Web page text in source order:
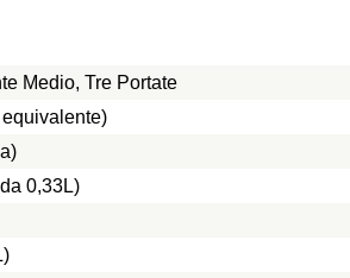
Medio, Tre Portate
0,33L)